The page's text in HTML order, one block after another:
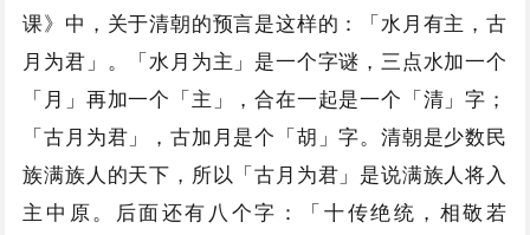
课》中，关于清朝的预言是这样的：「水月有主，古
月为君」。「水月为主」是一个字谜，三点水加一个
「月」再加一个「主」，合在一起是一个「清」字；
「古月为君」，古加月是个「胡」字。清朝是少数民
族满族人的天下，所以「古月为君」是说满族人将入
主中原。后面还有八个字：「十传绝统，相敬若